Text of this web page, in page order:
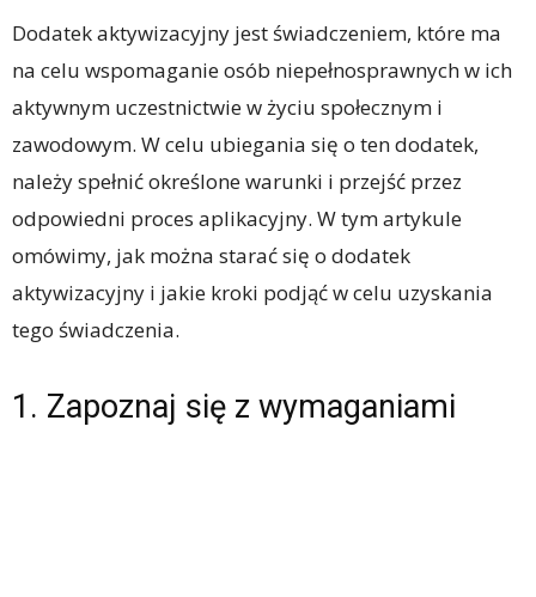
Dodatek aktywizacyjny jest świadczeniem, które ma
na celu wspomaganie osób niepełnosprawnych w ich
aktywnym uczestnictwie w życiu społecznym i
zawodowym. W celu ubiegania się o ten dodatek,
należy spełnić określone warunki i przejść przez
odpowiedni proces aplikacyjny. W tym artykule
omówimy, jak można starać się o dodatek
aktywizacyjny i jakie kroki podjąć w celu uzyskania
tego świadczenia.
1. Zapoznaj się z wymaganiami